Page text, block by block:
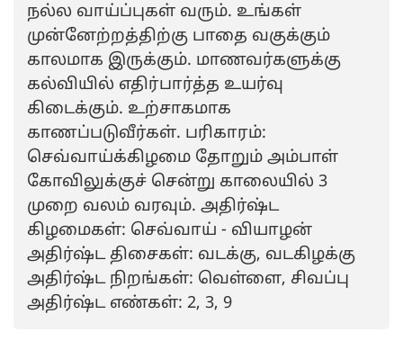
நல்ல வாய்ப்புகள் வரும். உங்கள்
முன்னேற்றத்திற்கு பாதை வகுக்கும்
காலமாக இருக்கும். மாணவர்களுக்கு
கல்வியில் எதிர்பார்த்த உயர்வு
கிடைக்கும். உற்சாகமாக
காணப்படுவீர்கள். பரிகாரம்:
செவ்வாய்க்கிழமை தோறும் அம்பாள்
கோவிலுக்குச் சென்று காலையில் 3
முறை வலம் வரவும். அதிர்ஷ்ட
கிழமைகள்: செவ்வாய் - வியாழன்
அதிர்ஷ்ட திசைகள்: வடக்கு, வடகிழக்கு
அதிர்ஷ்ட நிறங்கள்: வெள்ளை, சிவப்பு
அதிர்ஷ்ட எண்கள்: 2, 3, 9